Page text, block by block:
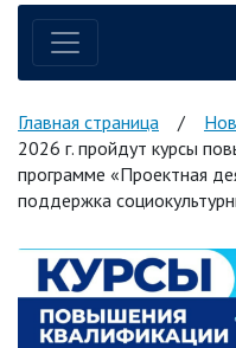
Главная страница /
2026 г. пройдут курсы
программе «Проектная
поддержка